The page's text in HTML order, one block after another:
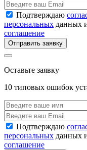
Подтверждаю
персональных данных
соглашение
Отправить заявку
Оставьте заявку
10 типовых ошибок
Подтверждаю
персональных данных
соглашение